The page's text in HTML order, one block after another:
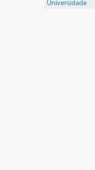
Universidade